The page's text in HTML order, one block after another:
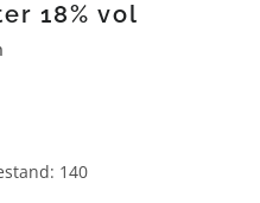
18% vol
4.9 von 5 Sternen
140